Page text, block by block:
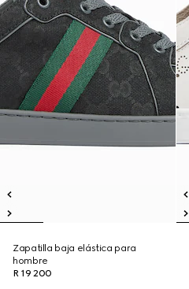
Zapatilla baja elástica para
hombre
R 19 200